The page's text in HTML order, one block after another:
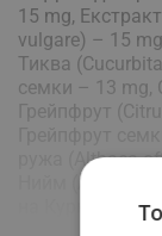
15 mg,
vulgare) – 15
Тиква
семки – 13 mg,
Грейпфрут
ружа (Althaea
Нийм
на Куркума
оксид) – 3 mg